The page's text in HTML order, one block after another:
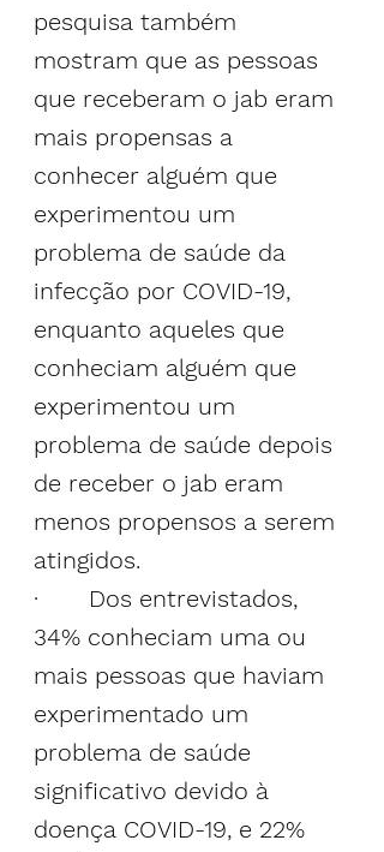
pesquisa também
mostram que as pessoas
que receberam o jab eram
mais propensas a
conhecer alguém que
experimentou um
problema de saúde da
infecção por COVID-19,
enquanto aqueles que
conheciam alguém que
experimentou um
problema de saúde depois
de receber o jab eram
menos propensos a serem
atingidos.
·       Dos entrevistados,
34% conheciam uma ou
mais pessoas que haviam
experimentado um
problema de saúde
significativo devido à
doença COVID-19, e 22%